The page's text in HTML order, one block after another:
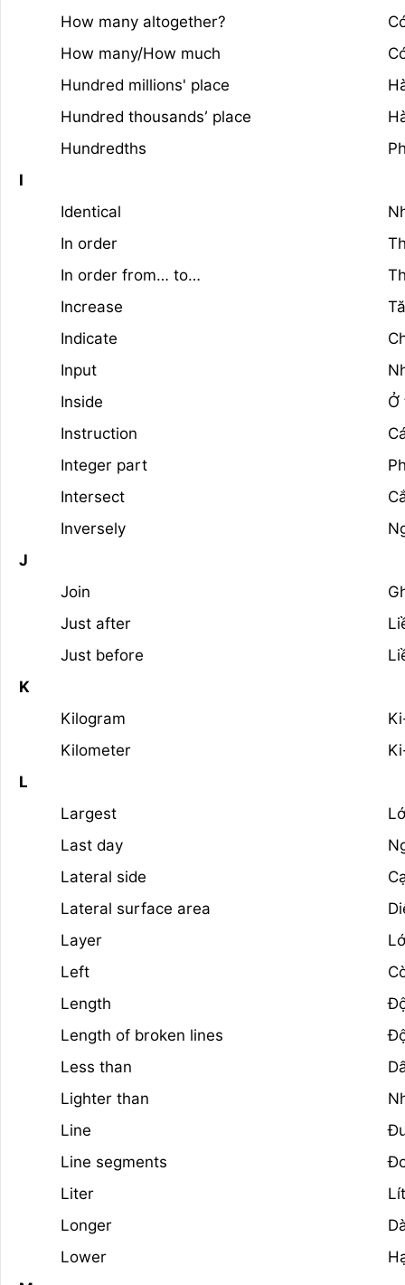
How many altogether?
How many/How much
Hundred millions' place
Hundred thousands’ place
Hundredths
I
Identical
In order
In order from… to…
Increase
Indicate
Input
Inside
Ở
Instruction
Integer part
Intersect
Inversely
J
Join
Just after
Just before
K
Kilogram
Kilometer
L
Largest
Last day
Lateral side
Lateral surface area
Layer
Left
Length
Length of broken lines
Less than
Lighter than
Line
Line segments
Liter
Lít
Longer
Lower